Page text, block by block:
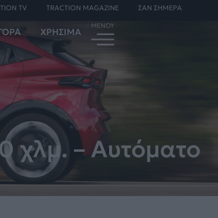
TV TRACTION MAGAZINE ΣΑΝ ΣΗΜΕΡΑ
ΧΡΗΣΙΜΑ
χλμ. – Αυτόματο